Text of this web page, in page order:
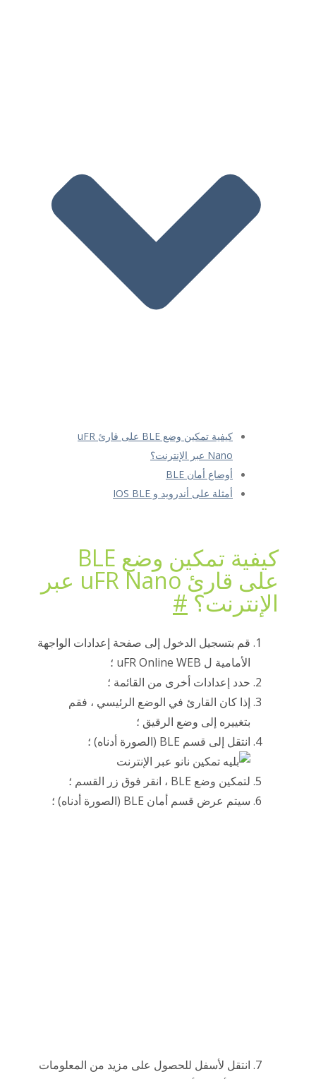
كيفية تمكين وضع BLE على قارئ uFR
Nano عبر الإنترنت؟
أوضاع أمان BLE
أمثلة على أندرويد و IOS BLE
كيفية تمكين وضع BLE
على قارئ uFR Nano عبر
الإنترنت؟ #
قم بتسجيل الدخول إلى صفحة إعدادات الواجهة
الأمامية ل uFR Online WEB ؛
حدد إعدادات أخرى من القائمة ؛
إذا كان القارئ في الوضع الرئيسي ، فقم
بتغييره إلى وضع الرقيق ؛
انتقل إلى قسم BLE (الصورة أدناه) ؛
لتمكين وضع BLE ، انقر فوق زر القسم ؛
سيتم عرض قسم أمان BLE (الصورة أدناه) ؛
انتقل لأسفل للحصول على مزيد من المعلومات